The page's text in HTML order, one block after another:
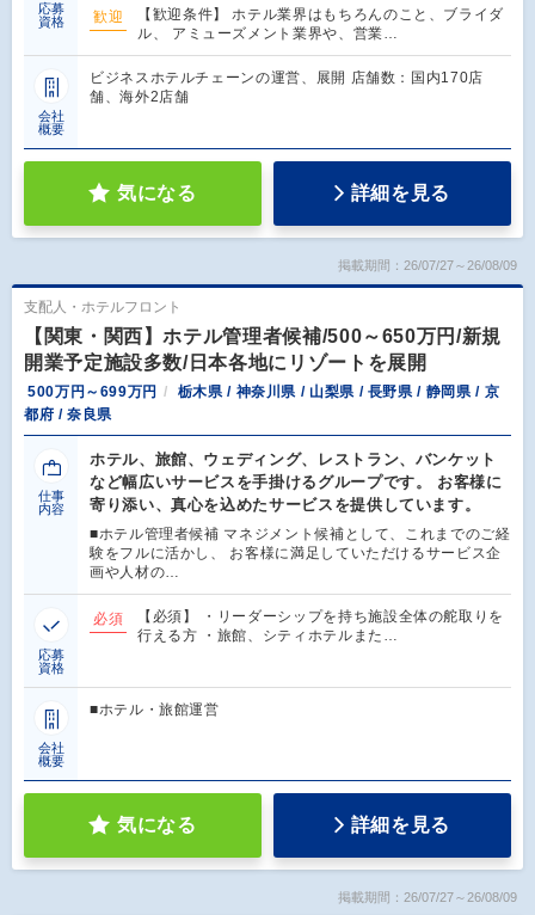
応募
資格
歓迎
【歓迎条件】 ホテル業界はもちろんのこと、ブライダ
ル、 アミューズメント業界や、営業…
会社
概要
ビジネスホテルチェーンの運営、展開 店舗数：国内170店
舗、海外2店舗
気になる 詳細を見る
掲載期間：26/07/27～26/08/09
支配人・ホテルフロント
【関東・関西】ホテル管理者候補/500～650万円/新規
開業予定施設多数/日本各地にリゾートを展開
500万円～699万円
栃木県 / 神奈川県 / 山梨県 / 長野県 / 静岡県 / 京
都府 / 奈良県
仕事
内容
ホテル、旅館、ウェディング、レストラン、バンケット
など幅広いサービスを手掛けるグループです。 お客様に
寄り添い、真心を込めたサービスを提供しています。
■ホテル管理者候補 マネジメント候補として、これまでのご経
験をフルに活かし、 お客様に満足していただけるサービス企
画や人材の…
応募
資格
必須
【必須】 ・リーダーシップを持ち施設全体の舵取りを
行える方 ・旅館、シティホテルまた…
会社
概要
■ホテル・旅館運営
気になる 詳細を見る
掲載期間：26/07/27～26/08/09